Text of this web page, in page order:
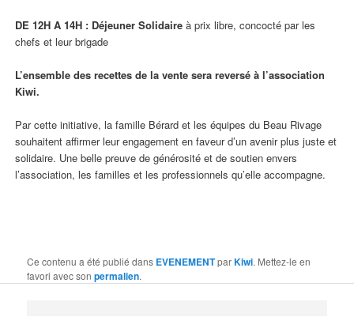
DE 12H A 14H : Déjeuner Solidaire à prix libre, concocté par les
chefs et leur brigade
L’ensemble des recettes de la vente sera reversé à l’association
Kiwi.
Par cette initiative, la famille Bérard et les équipes du Beau Rivage
souhaitent affirmer leur engagement en faveur d’un avenir plus juste et
solidaire. Une belle preuve de générosité et de soutien envers
l’association, les familles et les professionnels qu’elle accompagne.
Ce contenu a été publié dans EVENEMENTparKiwi. Mettez-le en
favori avec sonpermalien.